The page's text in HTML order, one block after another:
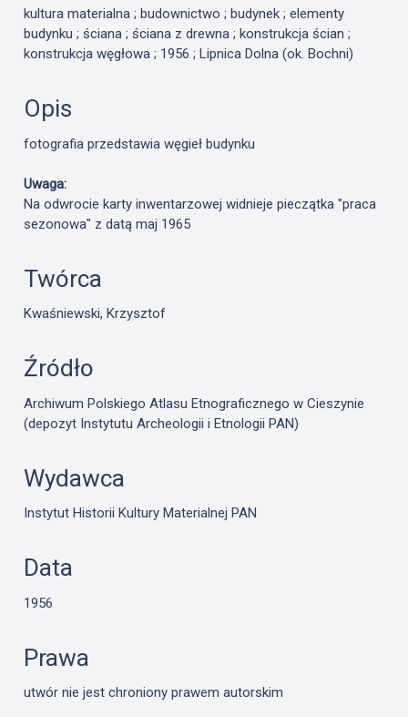
kultura materialna ; budownictwo ; budynek ; elementy
budynku ; ściana ; ściana z drewna ; konstrukcja ścian ;
konstrukcja węgłowa ; 1956 ; Lipnica Dolna (ok. Bochni)
Opis
fotografia przedstawia węgieł budynku
Uwaga:
Na odwrocie karty inwentarzowej widnieje pieczątka "praca
sezonowa" z datą maj 1965
Twórca
Kwaśniewski, Krzysztof
Źródło
Archiwum Polskiego Atlasu Etnograficznego w Cieszynie
(depozyt Instytutu Archeologii i Etnologii PAN)
Wydawca
Instytut Historii Kultury Materialnej PAN
Data
1956
Prawa
utwór nie jest chroniony prawem autorskim